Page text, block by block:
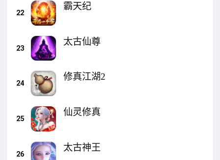
22
霸天纪
23
太古仙尊
24
修真江湖2
25
仙灵修真
26
太古神王